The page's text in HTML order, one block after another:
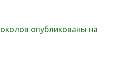
опубликованы на